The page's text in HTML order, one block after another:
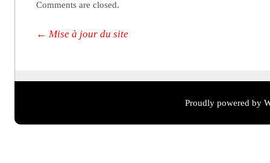
Comments are closed.
Post navigation
← Mise à jour du site
Proudly powered by